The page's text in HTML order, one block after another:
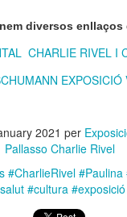
diversos enllaços
CHARLIE RIVEL I
EXPOSICIÓ
2021 per
Pallasso Charlie Rivel
#CharlieRivel
#cultura #exposició